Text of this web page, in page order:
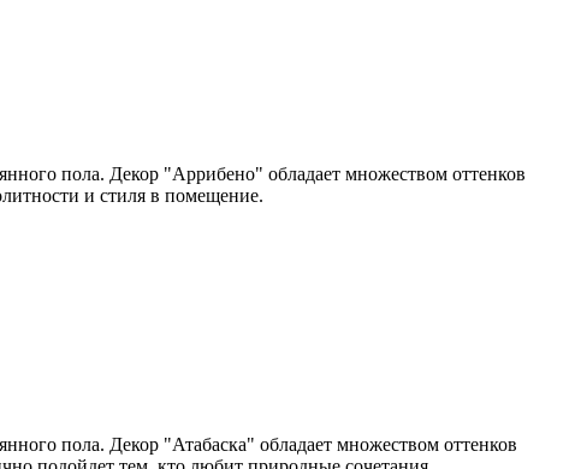
пола. Декор "Аррибено" обладает множеством оттенков
и стиля в помещение.
пола. Декор "Атабаска" обладает множеством оттенков